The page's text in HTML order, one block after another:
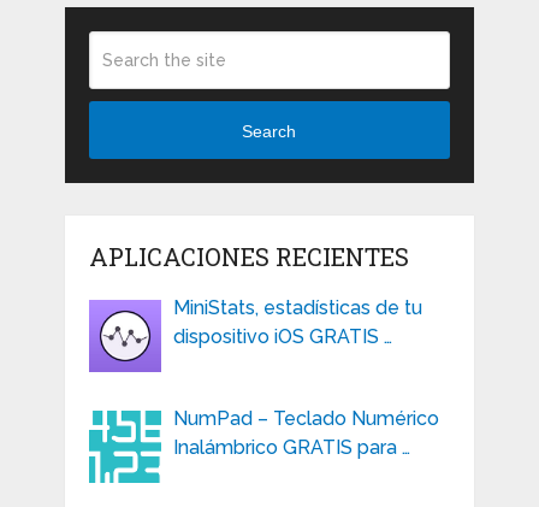
Search
APLICACIONES RECIENTES
MiniStats, estadísticas de tu
dispositivo iOS GRATIS …
NumPad – Teclado Numérico
Inalámbrico GRATIS para …